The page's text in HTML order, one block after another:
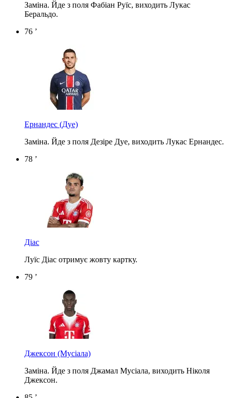
Заміна. Йде з поля Фабіан Руїс, виходить Лукас
Беральдо.
76 ’
Ернандес (Дуе)
Заміна. Йде з поля Дезіре Дуе, виходить Лукас Ернандес.
78 ’
Діас
Луїс Діас отримує жовту картку.
79 ’
Джексон (Мусіала)
Заміна. Йде з поля Джамал Мусіала, виходить Ніколя
Джексон.